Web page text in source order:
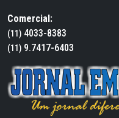
Comercial:
(11) 4033-8383
(11) 9.7417-6403